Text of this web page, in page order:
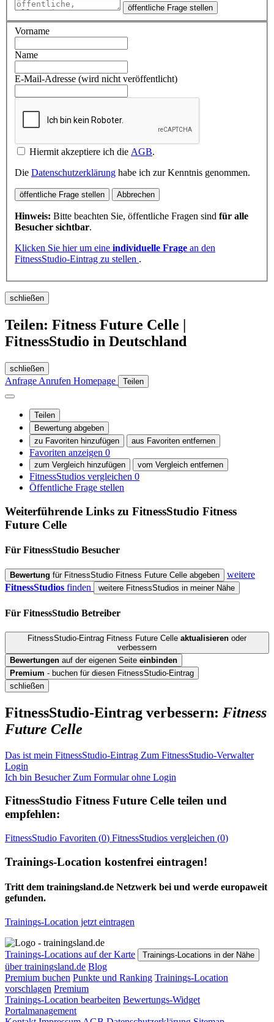
öffentliche Frage stellen
Vorname
Name
E-Mail-Adresse (wird nicht veröffentlicht)
Hiermit akzeptiere ich die AGB.
Die Datenschutzerklärung habe ich zur Kenntnis genommen.
öffentliche Frage stellen Abbrechen
Hinweis: Bitte beachten Sie, öffentliche Fragen sind für alle
Besucher sichtbar.
Klicken Sie hier um eine individuelle Frage an den
FitnessStudio-Eintrag zu stellen .
schließen
Teilen: Fitness Future Celle |
FitnessStudio in Deutschland
schließen
Anfrage Anrufen Homepage Teilen
Teilen
Bewertung abgeben
zu Favoriten hinzufügen
aus Favoriten entfernen
Favoriten anzeigen 0
zum Vergleich hinzufügen vom Vergleich entfernen
FitnessStudios vergleichen 0
Öffentliche Frage stellen
Weiterführende Links zu FitnessStudio Fitness
Future Celle
Für FitnessStudio Besucher
Bewertung für FitnessStudio Fitness Future Celle abgeben
weitere
FitnessStudios finden weitere FitnessStudios in meiner Nähe
Für FitnessStudio Betreiber
FitnessStudio-Eintrag Fitness Future Celle aktualisieren oder
verbessern
Bewertungen auf der eigenen Seite einbinden
Premium - buchen für diesen FitnessStudio-Eintrag
schließen
FitnessStudio-Eintrag verbessern: Fitness
Future Celle
Das ist mein FitnessStudio-Eintrag Zum FitnessStudio-Verwalter
Login
Ich bin Besucher Zum Formular ohne Login
FitnessStudio Fitness Future Celle teilen und
empfehlen:
FitnessStudio Favoriten (0) FitnessStudios vergleichen (0)
Trainings-Location kostenfrei eintragen!
Tritt dem trainingsland.de Netzwerk bei und werde europaweit
gefunden.
Trainings-Location jetzt eintragen
Trainings-Locations auf der Karte Trainings-Locations in der Nähe
über trainingsland.de Blog
Premium buchen Punkte und Ranking Trainings-Location
vorschlagen Premium
Trainings-Location bearbeiten Bewertungs-Widget
Portalmanagement